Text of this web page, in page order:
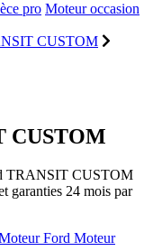
pro Moteur occasion
CUSTOM
CUSTOM
TRANSIT CUSTOM
garanties 24 mois par
Ford Moteur